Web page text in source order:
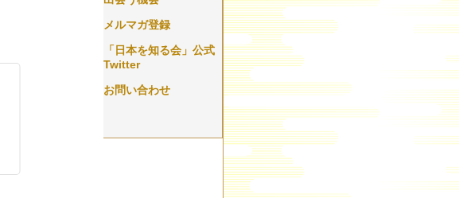
メルマガ登録
「日本を知る会」公式
Twitter
お問い合わせ